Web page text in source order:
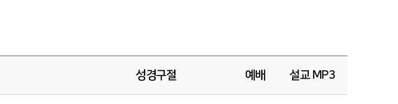
성경구절 예배 설교 MP3